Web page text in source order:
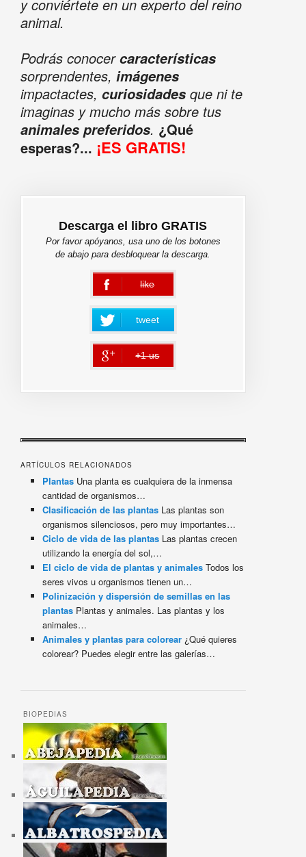
y conviértete en un experto del reino
animal.
Podrás conocercaracterísticas
sorprendentes, imágenes
impactactes, curiosidadesque ni te
imaginas y mucho más sobre tus
animales preferidos. ¿Qué
esperas?... ¡ES GRATIS!
Descarga el libro GRATIS
Por favor apóyanos, usa uno de los botones
de abajo para desbloquear la descarga.
like
error
tweet
+1 us
error
ARTÍCULOS RELACIONADOS
Plantas Una planta es cualquiera de la inmensa
cantidad de organismos…
Clasificación de las plantas Las plantas son
organismos silenciosos, pero muy importantes…
Ciclo de vida de las plantas Las plantas crecen
utilizando la energía del sol,…
El ciclo de vida de plantas y animales Todos los
seres vivos u organismos tienen un…
Polinización y dispersión de semillas en las
plantas Plantas y animales. Las plantas y los
animales…
Animales y plantas para colorear ¿Qué quieres
colorear? Puedes elegir entre las galerías…
BIOPEDIAS